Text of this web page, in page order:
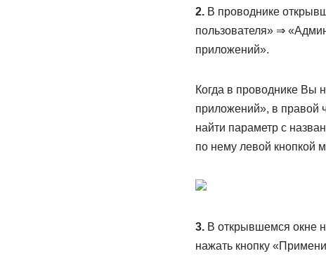
2.В проводнике
пользователя» ⇒
приложений».
Когда в проводнике Вы
приложений», в правой
найти параметр с
по нему левой кнопкой
3.В открывшемся окне
нажать кнопку